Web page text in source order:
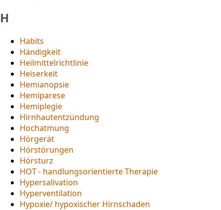
H
Habits
Händigkeit
Heilmittelrichtlinie
Heiserkeit
Hemianopsie
Hemiparese
Hemiplegie
Hirnhautentzündung
Hochatmung
Hörgerät
Hörstörungen
Hörsturz
HOT - handlungsorientierte Therapie
Hypersalivation
Hyperventilation
Hypoxie/ hypoxischer Hirnschaden